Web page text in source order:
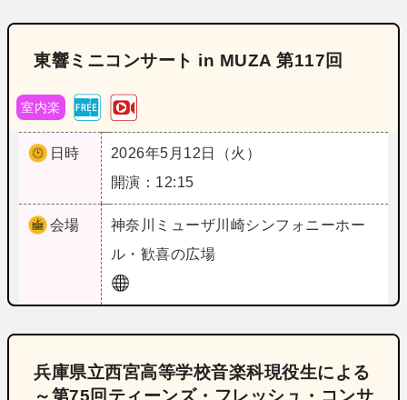
東響ミニコンサート in MUZA 第117回
室内楽
日時
2026年5月12日（火）
開演：12:15
会場 神奈川 ミューザ川崎シンフォニーホー
ル・歓喜の広場
兵庫県立西宮高等学校音楽科現役生による
～第75回ティーンズ・フレッシュ・コンサ